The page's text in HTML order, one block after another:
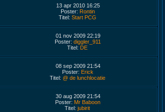
13 apr 2010 16:25
Poster: Rontin
Titel: Start PCG
01 nov 2009 22:19
Poster: diggler_911
Titel: DE
08 sep 2009 21:54
Poster: Erick
Titel: @ de lunchlocatie
30 aug 2009 21:54
Poster: Mr Baboon
Titel: jubirit